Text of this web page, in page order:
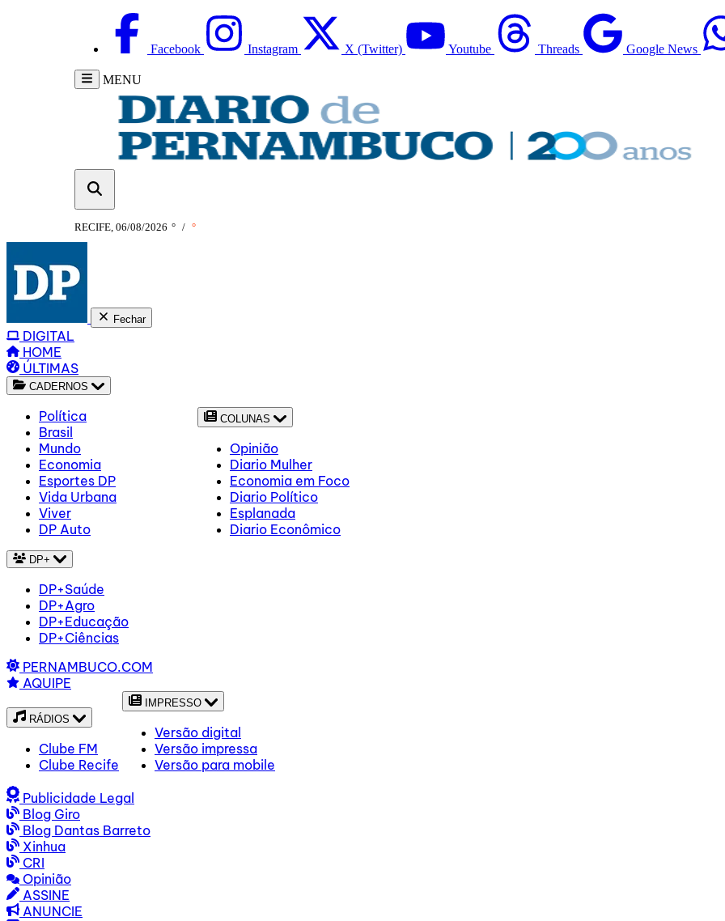
Facebook Instagram X (Twitter) Youtube Threads Google News
MENU
RECIFE, 06/08/2026 ° / °
Fechar
DIGITAL
HOME
ÚLTIMAS
CADERNOS
Política
Brasil
Mundo
Economia
Esportes DP
Vida Urbana
Viver
DP Auto
COLUNAS
Opinião
Diario Mulher
Economia em Foco
Diario Político
Esplanada
Diario Econômico
DP+
DP+Saúde
DP+Agro
DP+Educação
DP+Ciências
PERNAMBUCO.COM
AQUIPE
RÁDIOS
Clube FM
Clube Recife
IMPRESSO
Versão digital
Versão impressa
Versão para mobile
Publicidade Legal
Blog Giro
Blog Dantas Barreto
Xinhua
CRI
Opinião
ASSINE
ANUNCIE